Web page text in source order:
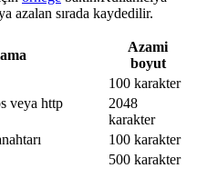
azalan sırada kaydedilir.
Azami
boyut
100 karakter
veya http
2048
karakter
100 karakter
500 karakter